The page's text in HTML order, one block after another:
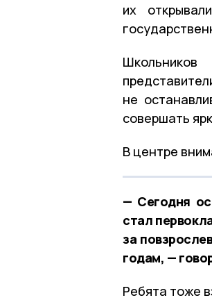
их
Школьников
не
совершать
В центре
— Сегодня
стал
за
годам, —
Ребята тоже